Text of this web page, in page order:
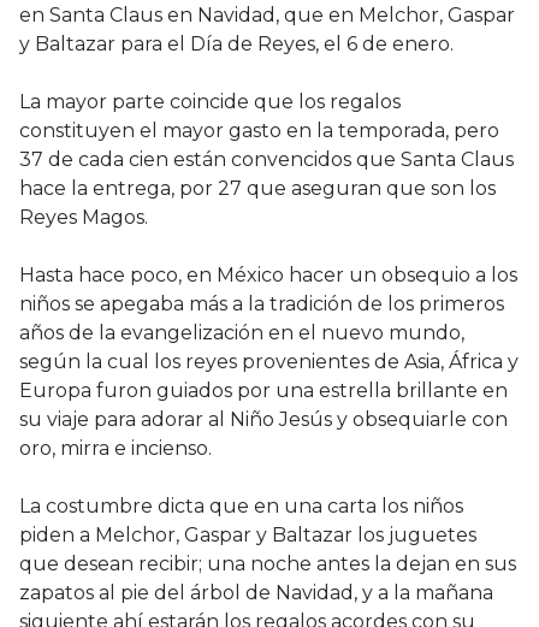
en Santa Claus en Navidad, que en Melchor, Gaspar
y Baltazar para el Día de Reyes, el 6 de enero.
La mayor parte coincide que los regalos
constituyen el mayor gasto en la temporada, pero
37 de cada cien están convencidos que Santa Claus
hace la entrega, por 27 que aseguran que son los
Reyes Magos.
Hasta hace poco, en México hacer un obsequio a los
niños se apegaba más a la tradición de los primeros
años de la evangelización en el nuevo mundo,
según la cual los reyes provenientes de Asia, África y
Europa furon guiados por una estrella brillante en
su viaje para adorar al Niño Jesús y obsequiarle con
oro, mirra e incienso.
La costumbre dicta que en una carta los niños
piden a Melchor, Gaspar y Baltazar los juguetes
que desean recibir; una noche antes la dejan en sus
zapatos al pie del árbol de Navidad, y a la mañana
siguiente ahí estarán los regalos acordes con su